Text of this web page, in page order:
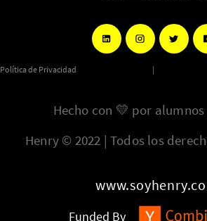
Política de Privacidad |
Hecho con 💛 por alumnos
Henry © 2022 | Todos los
Funded By